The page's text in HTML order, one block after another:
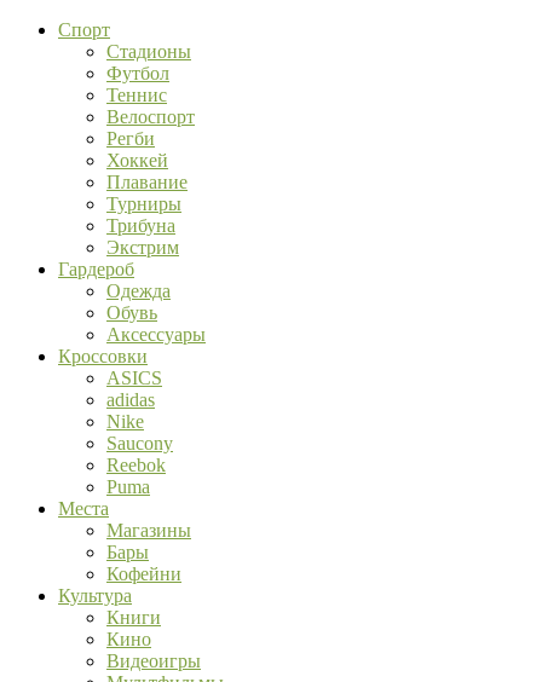
Спорт
Стадионы
Футбол
Теннис
Велоспорт
Регби
Хоккей
Плавание
Турниры
Трибуна
Экстрим
Гардероб
Одежда
Обувь
Аксессуары
Кроссовки
ASICS
adidas
Nike
Saucony
Reebok
Puma
Места
Магазины
Бары
Кофейни
Культура
Книги
Кино
Видеоигры